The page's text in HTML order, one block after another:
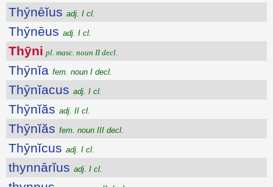
Thȳnēĭus adj. I cl.
Thȳnēus adj. I cl.
Thȳni pl. masc. noun II decl.
Thȳnĭa fem. noun I decl.
Thȳnĭacus adj. I cl.
Thȳnĭăs adj. II cl.
Thȳnĭăs fem. noun III decl.
Thȳnĭcus adj. I cl.
thynnārĭus adj. I cl.